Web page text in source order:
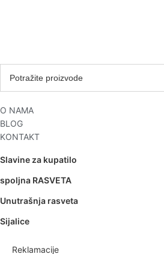
O NAMA
BLOG
KONTAKT
Slavine za kupatilo
spoljna RASVETA
Unutrašnja rasveta
Sijalice
Reklamacije